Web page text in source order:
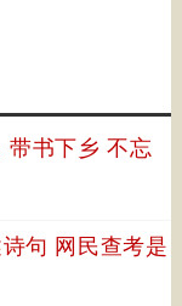
带书下乡 不忘
句 网民查考是